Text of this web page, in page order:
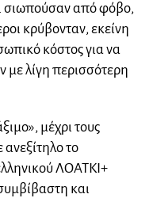
σιωπούσαν από φόβο,
κρύβονταν, εκείνη
κόστος για να
με λίγη περισσότερη
μέχρι τους
το
ΛΟΑΤΚΙ+
και